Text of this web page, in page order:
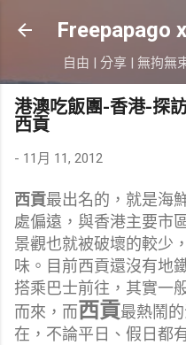
跳
Freepapago
自由 | 分享 | 無拘無
港澳吃飯團-香港-探
西貢
- 11月 11, 2012
西貢最出名的，就是海
處偏遠，與香港主要市
景觀也就被破壞的較少
味。目前西貢還沒有地
搭乘巴士前往，其實一
而來，而西貢最熱鬧
在，不論平日、假日都